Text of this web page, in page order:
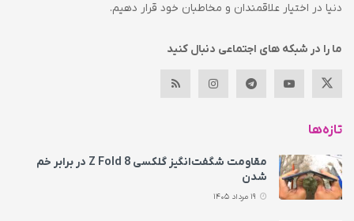
دنیا در اختیار علاقمندان و مخاطبان خود قرار دهیم.
ما را در شبکه های اجتماعی دنبال کنید
تازه‌ها
مقاومت شگفت‌انگیز گلکسی Z Fold 8 در برابر خم
شدن